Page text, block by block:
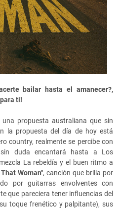
bailar hasta el amanecer?,
ti!
propuesta australiana que sin
la propuesta del día de hoy está
country, realmente se percibe con
duda encantará hasta a Los
La rebeldía y el buen ritmo a
Woman", canción que brilla por
por guitarras envolventes con
que pareciera tener influencias del
toque frenético y palpitante), sus